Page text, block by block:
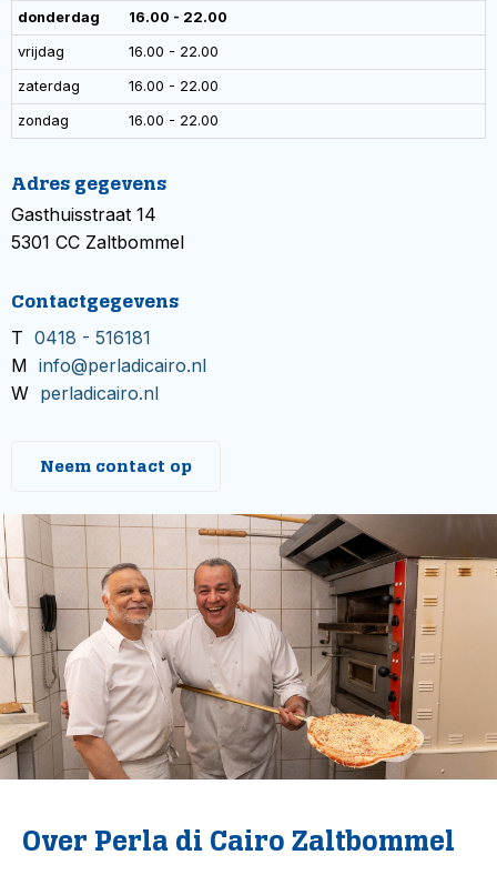
donderdag 16.00 - 22.00
vrijdag 16.00 - 22.00
zaterdag 16.00 - 22.00
zondag 16.00 - 22.00
Adres gegevens
Gasthuisstraat 14
5301 CC Zaltbommel
Contactgegevens
T 0418 - 516181
M info@perladicairo.nl
W perladicairo.nl
Neem contact op
Over Perla di Cairo Zaltbommel